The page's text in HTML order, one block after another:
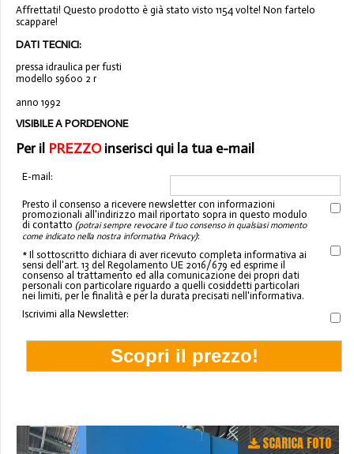
Affrettati! Questo prodotto è già stato visto 1154 volte! Non fartelo
scappare!
DATI TECNICI:
pressa idraulica per fusti
modello s9600 2 r
anno 1992
VISIBILE A PORDENONE
Per il PREZZOinserisci qui la tua e-mail
E-mail:
Presto il consenso a ricevere newsletter con informazioni
promozionali all'indirizzo mail riportato sopra in questo modulo
di contatto (potrai sempre revocare il tuo consenso in qualsiasi momento
come indicato nella nostra informativa Privacy):
* Il sottoscritto dichiara di aver ricevuto completa informativa ai
sensi dell'art. 13 del Regolamento UE 2016/679 ed esprime il
consenso al trattamento ed alla comunicazione dei propri dati
personali con particolare riguardo a quelli cosiddetti particolari
nei limiti, per le finalità e per la durata precisati nell'informativa.
Iscrivimi alla Newsletter:
SCARICA FOTO